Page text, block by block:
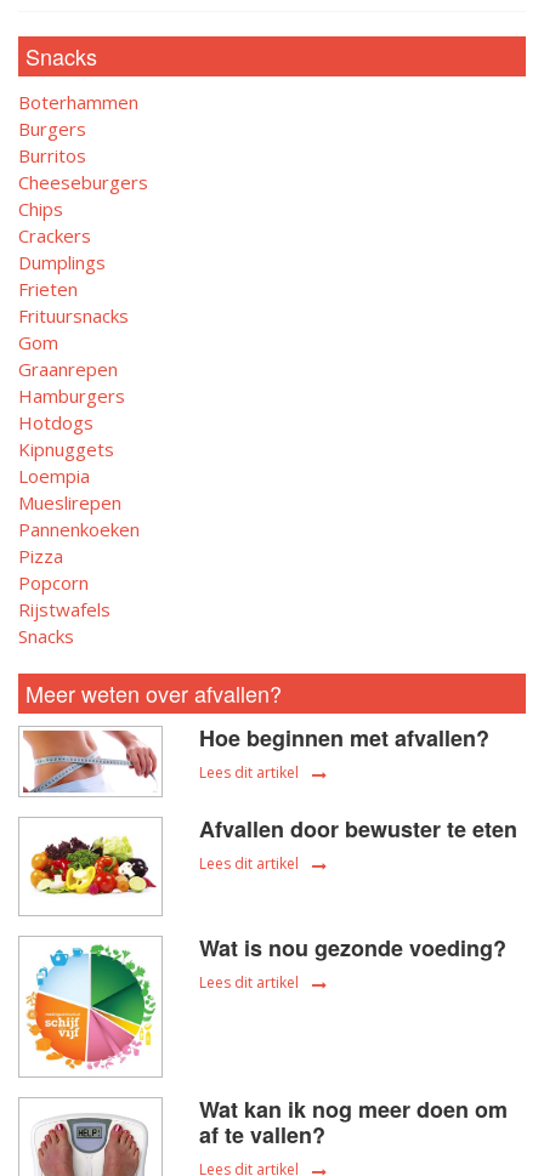
Snacks
Boterhammen
Burgers
Burritos
Cheeseburgers
Chips
Crackers
Dumplings
Frieten
Frituursnacks
Gom
Graanrepen
Hamburgers
Hotdogs
Kipnuggets
Loempia
Mueslirepen
Pannenkoeken
Pizza
Popcorn
Rijstwafels
Snacks
Meer weten over afvallen?
Hoe beginnen met afvallen?
Lees dit artikel
Afvallen door bewuster te eten
Lees dit artikel
Wat is nou gezonde voeding?
Lees dit artikel
Wat kan ik nog meer doen om
af te vallen?
Lees dit artikel